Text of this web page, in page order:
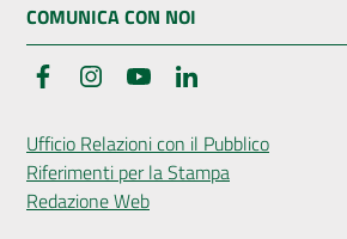
COMUNICA CON NOI
FacebookInstagramYouTube
Ufficio Relazioni con il Pubblico
Riferimenti per la Stampa
Redazione Web